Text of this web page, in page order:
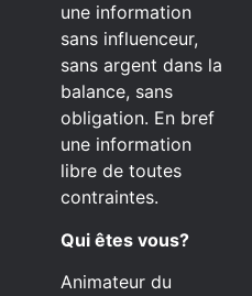
une information
sans influenceur,
sans argent dans la
balance, sans
obligation. En bref
une information
libre de toutes
contraintes.
Qui êtes vous?
Animateur du